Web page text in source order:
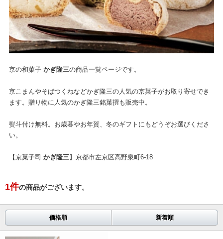
京の和菓子 かぎ隆三の商品一覧ページです。
京こまんやそばつくねなどかぎ隆三の人気の京菓子がお取り寄せでき
ます。贈り物に人気のかぎ隆三銘菓撰も販売中。
熨斗付け無料。お歳暮やお年賀、冬のギフトにもどうぞお選びくださ
い。
【京菓子司 かぎ隆三】京都市左京区高野泉町6-18
1件の商品がございます。
価格順 新着順